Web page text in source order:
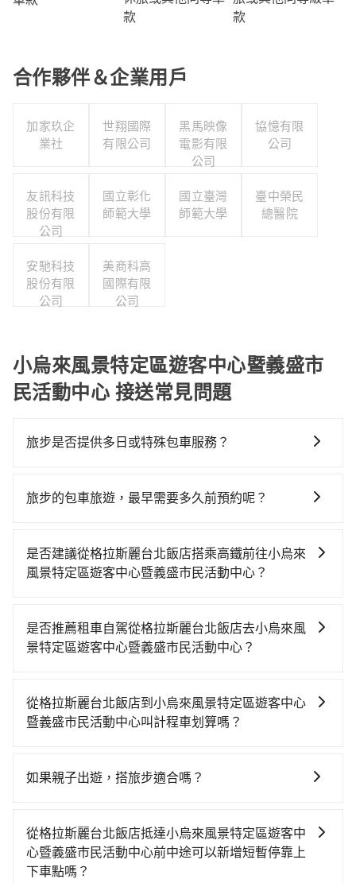
款
款
合作夥伴＆企業用戶
加家玖企
業社
世翔國際
有限公司
黑馬映像
電影有限
公司
協憶有限
公司
友訊科技
股份有限
公司
國立彰化
師範大學
國立臺灣
師範大學
臺中榮民
總醫院
安馳科技
股份有限
公司
美商科高
國際有限
公司
小烏來風景特定區遊客中心暨義盛市
民活動中心 接送常見問題
旅步是否提供多日或特殊包車服務？
專人回覆您。
旅步的包車旅遊，最早需要多久前預約呢？
提供早鳥優惠，您越早預訂就能享有更優惠的價格。所
以不妨趁早訂購，享受更划算的價格。
是否建議從格拉斯麗台北飯店搭乘高鐵前往小烏來
風景特定區遊客中心暨義盛市民活動中心？
遊客中心暨義盛市民活動中心，高鐵省時、較貴！從最
早06:26一直到22:16，台北-左營一天最多有88班次高鐵
通過閘口、並在月台上等待列車的到來，大概又過了25
分鐘，再乘坐94~134分鐘（平均114分）的高鐵從台北
鐘、車費1,700元後，抵達小烏來風景特定區遊客中心暨
平均每人花費為1,920元。但如果全程使用tripool並到
府專車接送，則每人平均花費約1,660元，費時4小時1分
鐘。長距離移動確實搭乘高鐵可以比坐車快33分鐘，但
是否推薦租車自駕從格拉斯麗台北飯店去小烏來風
景特定區遊客中心暨義盛市民活動中心？
在車上休息，那在格拉斯麗台北飯店所在的台北市中正
區有約30間租車車行，比方說旅見小客車租賃、普拉
座如Hyundai Starex或Volkswagen T5，一天$4,500
合約上都會載明每日里程限定200~400公里，超過還會
額外加收100~2,000元不等的費用。由於絕大多數的租
車公司都沒有提供甲租乙還的服務，假設你當天就往返
從格拉斯麗台北飯店到小烏來風景特定區遊客中心
暨義盛市民活動中心叫計程車划算嗎？
灣大車隊、Uber、Line Taxi、Yoxi等，如果在路邊攔不
車看看。依照里程跳錶計算，價格約為9,240~11,100元
間，但如改預約tripool可省高達$4,500。但如果要考慮
到回程，屏東縣僅有合法計程車約370輛，數量約為台北
如果親子出遊，搭旅步適合嗎？
椅及兒童用增高墊供您選購(租借300元/個)，讓您和孩子
出遊時安全更有保障。
從格拉斯麗台北飯店抵達小烏來風景特定區遊客中
心暨義盛市民活動中心前中途可以新增短暫停靠上
下車點嗎？